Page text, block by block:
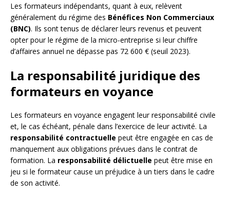
Les formateurs indépendants, quant à eux, relèvent
généralement du régime des Bénéfices Non Commerciaux
(BNC). Ils sont tenus de déclarer leurs revenus et peuvent
opter pour le régime de la micro-entreprise si leur chiffre
d’affaires annuel ne dépasse pas 72 600 € (seuil 2023).
La responsabilité juridique des
formateurs en voyance
Les formateurs en voyance engagent leur responsabilité civile
et, le cas échéant, pénale dans l’exercice de leur activité. La
responsabilité contractuelle peut être engagée en cas de
manquement aux obligations prévues dans le contrat de
formation. La responsabilité délictuelle peut être mise en
jeu si le formateur cause un préjudice à un tiers dans le cadre
de son activité.